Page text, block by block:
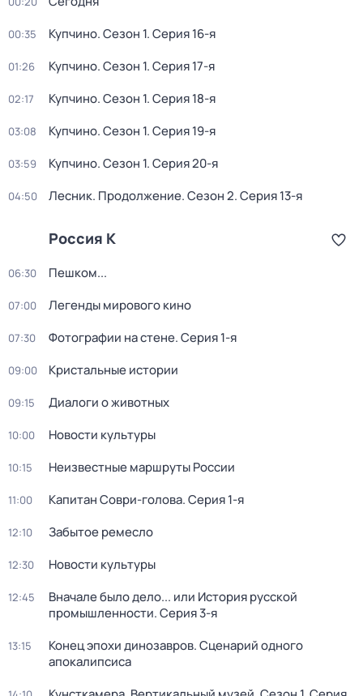
00:35 Купчино. Сезон 1. Серия 16-я
01:26 Купчино. Сезон 1. Серия 17-я
02:17 Купчино. Сезон 1. Серия 18-я
03:08 Купчино. Сезон 1. Серия 19-я
03:59 Купчино. Сезон 1. Серия 20-я
04:50 Лесник. Продолжение. Сезон 2. Серия 13-я
Россия К
06:30 Пешком...
07:00 Легенды мирового кино
07:30 Фотографии на стене. Серия 1-я
09:00 Кристальные истории
09:15 Диалоги о животных
10:00 Новости культуры
10:15 Неизвестные маршруты России
11:00 Капитан Соври-голова. Серия 1-я
12:10 Забытое ремесло
12:30 Новости культуры
12:45
Вначале было дело... или История русской
промышленности. Серия 3-я
13:15
Конец эпохи динозавров. Сценарий одного
апокалипсиса